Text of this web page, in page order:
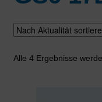
Verteilergetriebe
Warenkorb
Alle 4 Ergebnisse